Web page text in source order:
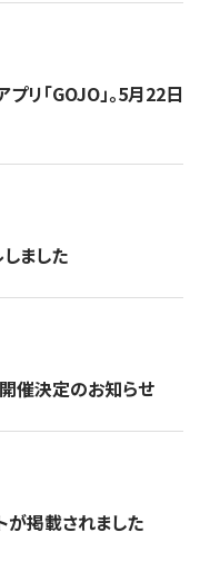
リ「GOJO」。5月22日
ました
催決定のお知らせ
が掲載されました